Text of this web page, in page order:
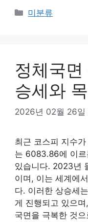
카
미분류
정체국
승세와
2026년 02월 26일
최근 코스피 지수
는 6083.86에 이르
있습니다. 2023년
이며, 이는 세계에
다. 이러한 상승세
게 진행되고 있으
국면을 극복한 것